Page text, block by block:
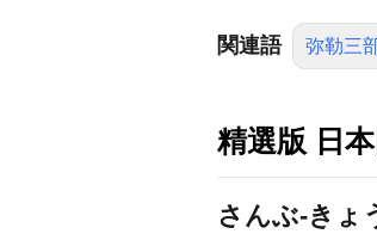
関連語 弥勒三
精選版 日
さんぶ‐きょ